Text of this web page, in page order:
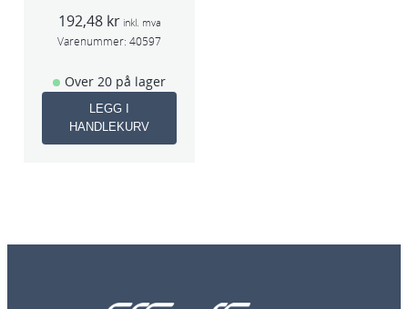
192,48 kr inkl. mva
Varenummer: 40597
Over 20 på lager
LEGG I
HANDLEKURV